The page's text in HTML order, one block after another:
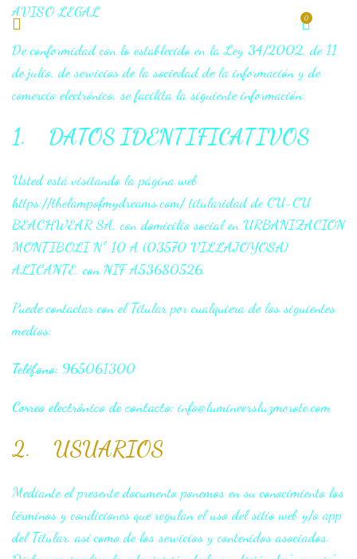
0
AVISO LEGAL
De conformidad con lo establecido en la Ley 34/2002, de 11
de julio, de servicios de la sociedad de la información y de
comercio electrónico, se facilita la siguiente información:
1. DATOS IDENTIFICATIVOS
Usted está visitando la página web
https://thelampofmydreams.com/ titularidad de CU-CU
BEACHWEAR SA, con domicilio social en URBANIZACION
MONTIBOLI Nº 10 A (03570 VILLAJOYOSA)
ALICANTE, con NIF A53680526.
Puede contactar con el Titular por cualquiera de los siguientes
medios:
Teléfono: 965061300
Correo electrónico de contacto: info@lumineersluzmorote.com
2. USUARIOS
Mediante el presente documento ponemos en su conocimiento los
términos y condiciones que regulan el uso del sitio web y/o app
del Titular, así como de los servicios y contenidos asociados.